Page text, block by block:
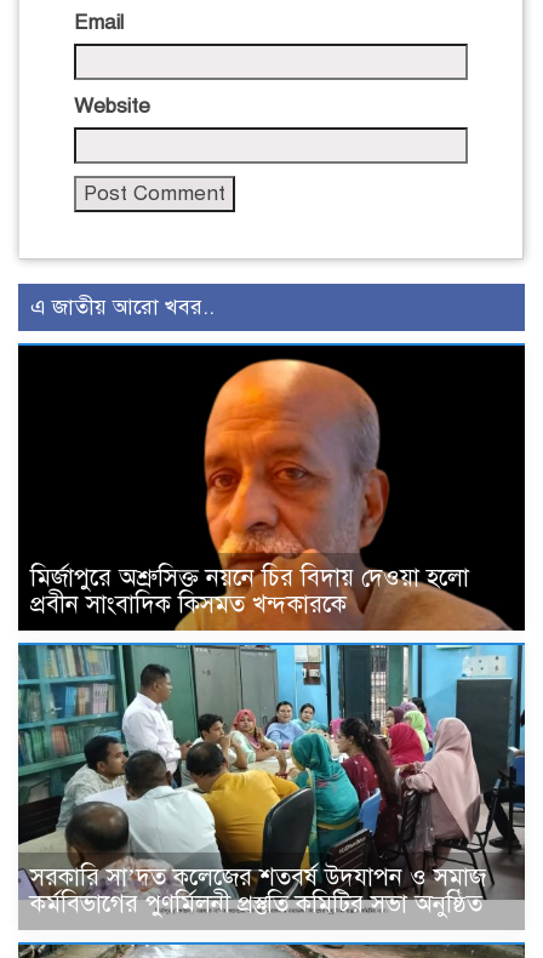
Email
Website
এ জাতীয় আরো খবর..
মির্জাপুরে অশ্রুসিক্ত নয়নে চির বিদায় দেওয়া হলো
প্রবীন সাংবাদিক কিসমত খন্দকারকে
সরকারি সা’দত কলেজের শতবর্ষ উদযাপন ও সমাজ
কর্মবিভাগের পুণর্মিলনী প্রস্তুতি কমিটির সভা অনুষ্ঠিত